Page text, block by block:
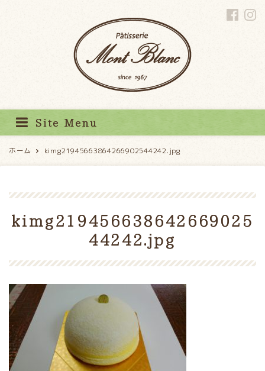
Site Menu
ホーム kimg21945663864266902544242.jpg
kimg219456638642669025
44242.jpg